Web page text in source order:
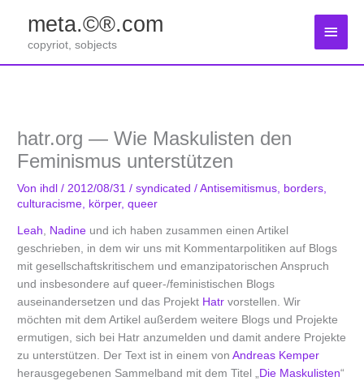
springen
meta.©®.com
copyriot, sobjects
hatr.org — Wie Maskulisten den
Feminismus unterstützen
Von ihdl/ 2012/08/31/syndicated /Antisemitismus borders
culturacisme körper,queer
Leah, Nadine und ich haben zusammen einen Artikel
geschrieben, in dem wir uns mit Kommentarpolitiken auf Blogs
mit gesellschaftskritischem und emanzipatorischen Anspruch
und insbesondere auf queer-/feministischen Blogs
auseinandersetzen und das Projekt Hatr vorstellen. Wir
möchten mit dem Artikel außerdem weitere Blogs und Projekte
ermutigen, sich bei Hatr anzumelden und damit andere Projekte
zu unterstützen. Der Text ist in einem vonAndreas Kemper
herausgegebenen Sammelband mit dem Titel „ Die Maskulisten“